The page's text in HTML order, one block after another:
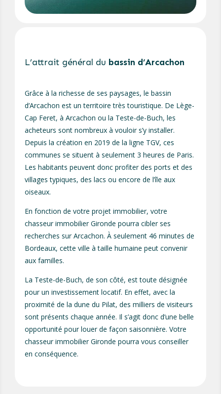
L’attrait général du bassin d’Arcachon
Grâce à la richesse de ses paysages, le bassin
d’Arcachon est un territoire très touristique. De Lège-
Cap Feret, à Arcachon ou la Teste-de-Buch, les
acheteurs sont nombreux à vouloir s’y installer.
Depuis la création en 2019 de la ligne TGV, ces
communes se situent à seulement 3 heures de Paris.
Les habitants peuvent donc profiter des ports et des
villages typiques, des lacs ou encore de l’île aux
oiseaux.
En fonction de votre projet immobilier, votre
chasseur immobilier Gironde pourra cibler ses
recherches sur Arcachon. À seulement 46 minutes de
Bordeaux, cette ville à taille humaine peut convenir
aux familles.
La Teste-de-Buch, de son côté, est toute désignée
pour un investissement locatif. En effet, avec la
proximité de la dune du Pilat, des milliers de visiteurs
sont présents chaque année. Il s’agit donc d’une belle
opportunité pour louer de façon saisonnière. Votre
chasseur immobilier Gironde pourra vous conseiller
en conséquence.